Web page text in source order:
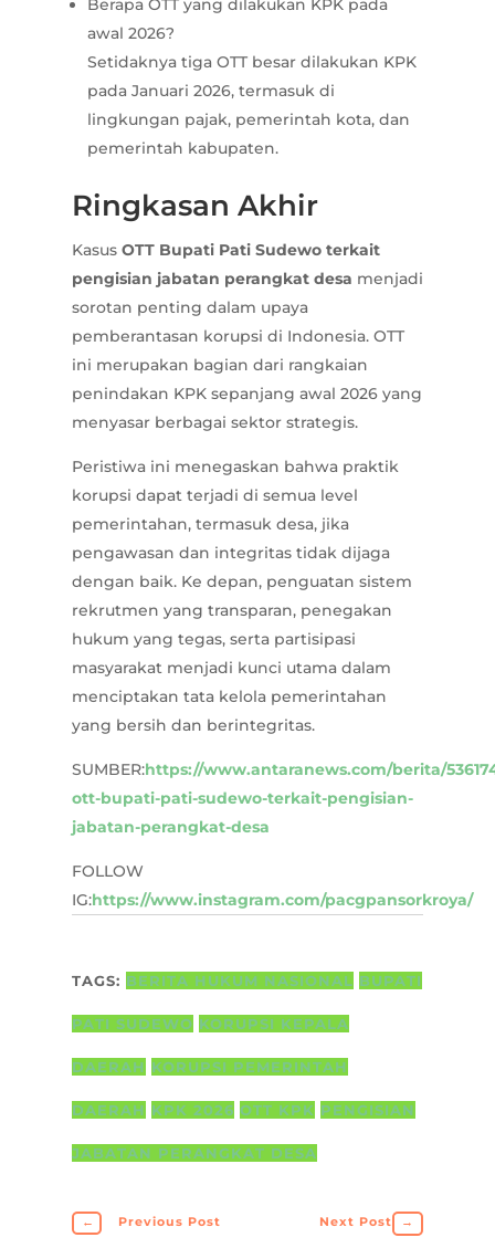
Berapa OTT yang dilakukan KPK pada
awal 2026?
Setidaknya tiga OTT besar dilakukan KPK
pada Januari 2026, termasuk di
lingkungan pajak, pemerintah kota, dan
pemerintah kabupaten.
Ringkasan Akhir
Kasus OTT Bupati Pati Sudewo terkait
pengisian jabatan perangkat desa menjadi
sorotan penting dalam upaya
pemberantasan korupsi di Indonesia. OTT
ini merupakan bagian dari rangkaian
penindakan KPK sepanjang awal 2026 yang
menyasar berbagai sektor strategis.
Peristiwa ini menegaskan bahwa praktik
korupsi dapat terjadi di semua level
pemerintahan, termasuk desa, jika
pengawasan dan integritas tidak dijaga
dengan baik. Ke depan, penguatan sistem
rekrutmen yang transparan, penegakan
hukum yang tegas, serta partisipasi
masyarakat menjadi kunci utama dalam
menciptakan tata kelola pemerintahan
yang bersih dan berintegritas.
SUMBER:https://www.antaranews.com/berita/
ott-bupati-pati-sudewo-terkait-pengisian-
jabatan-perangkat-desa
FOLLOW
IG:https://www.instagram.com/pacgpansorkroya/
TAGS: BERITA HUKUM NASIONAL BUPATI
PATI SUDEWO KORUPSI KEPALA
DAERAH KORUPSI PEMERINTAH
DAERAH KPK 2026 OTT KPK PENGISIAN
JABATAN PERANGKAT DESA
← Previous Post Next Post →